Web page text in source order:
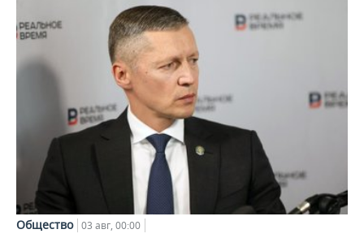
Общество 03 авг, 00:00